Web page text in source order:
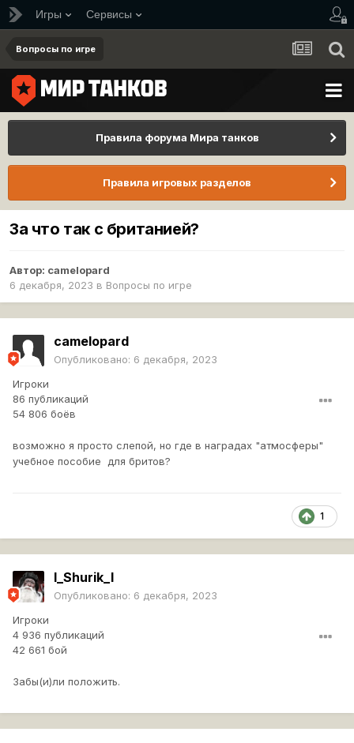
Игры Сервисы
Вопросы по игре
Правила форума Мира танков
Правила игровых разделов
За что так с британией?
Автор: camelopard
6 декабря, 2023 в Вопросы по игре
camelopard
Опубликовано: 6 декабря, 2023
Игроки
86 публикаций
54 806 боёв
возможно я просто слепой, но где в наградах "атмосферы"
учебное пособие для бритов?
1
l_Shurik_l
Опубликовано: 6 декабря, 2023
Игроки
4 936 публикаций
42 661 бой
Забы(и)ли положить.